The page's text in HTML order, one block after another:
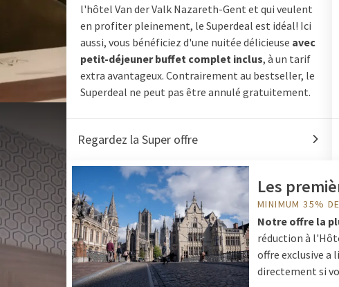
l'hôtel Van der Valk Nazareth-Gent et qui veulent
en profiter pleinement, le Superdeal est idéal! Ici
aussi, vous bénéficiez d'une nuitée délicieuse avec
petit-déjeuner buffet complet inclus, à un tarif
extra avantageux. Contrairement au bestseller, le
Superdeal ne peut pas être annulé gratuitement.
Regardez la Super offre
Les
MINIMUM 35%
Notre offre la
réduction à
offre exclusive a
directement si